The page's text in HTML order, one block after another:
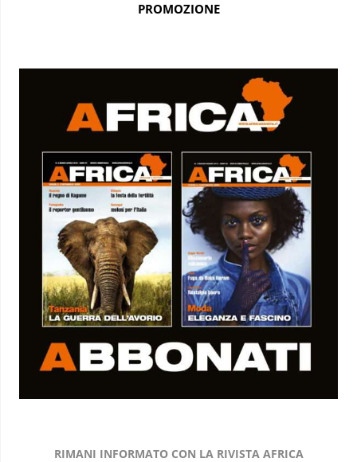
PROMOZIONE
RIMANI INFORMATO CON LA RIVISTA AFRICA